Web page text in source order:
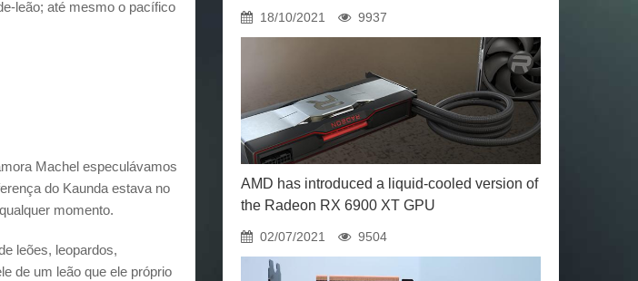
leão; até mesmo o pacífico
Machel especulávamos
do Kaunda estava no
momento.
leões, leopardos,
de um leão que ele próprio
18/10/2021 9937
AMD has introduced a liquid-cooled version of
the Radeon RX 6900 XT GPU
02/07/2021 9504